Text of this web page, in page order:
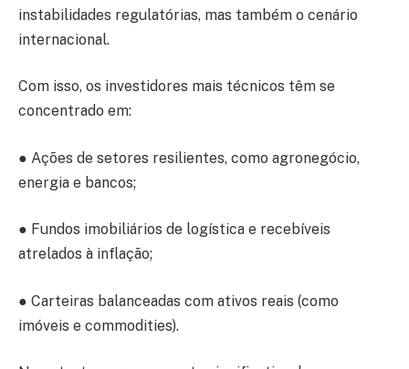
instabilidades regulatórias, mas também o cenário
internacional.
Com isso, os investidores mais técnicos têm se
concentrado em:
● Ações de setores resilientes, como agronegócio,
energia e bancos;
● Fundos imobiliários de logística e recebíveis
atrelados à inflação;
● Carteiras balanceadas com ativos reais (como
imóveis e commodities).